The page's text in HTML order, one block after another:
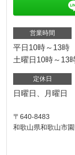
営業時間
平日10時～13
土曜日10時～
定休日
日曜日、月曜日
〒640-8483
和歌山県和歌山市